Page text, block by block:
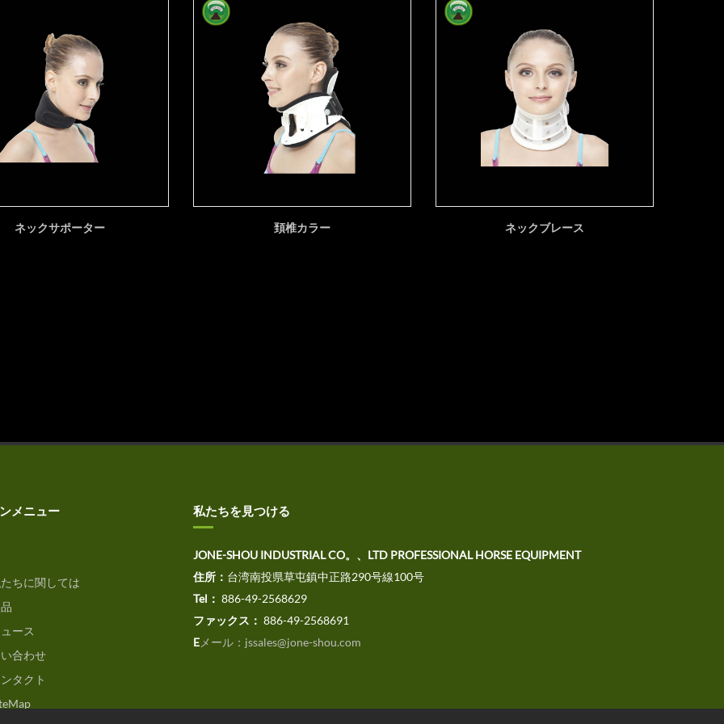
ネックサポーター 頚椎カラー ネックブレース
メニュー
ちに関しては
ース
合わせ
タクト
私たちを見つける
JONE-SHOU INDUSTRIAL CO。、LTD PROFESSIONAL HORSE EQUIPMENT
住所： 台湾南投県草屯鎮中正路290号線100号
Tel： 886-49-2568629
ファックス： 886-49-2568691
E メール：jssales@jone-shou.com